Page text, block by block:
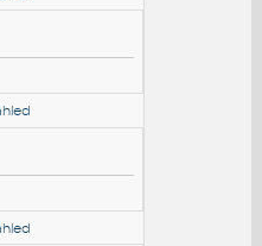
BLOKY: